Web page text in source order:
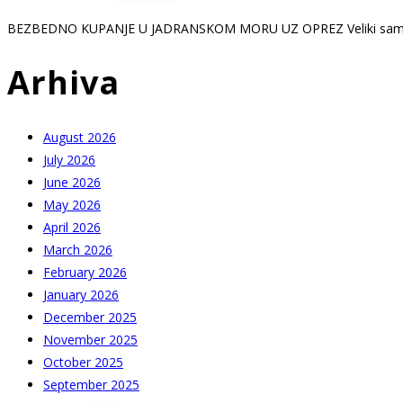
BEZBEDNO KUPANJE U JADRANSKOM MORU UZ OPREZ Veliki
Arhiva
August 2026
July 2026
June 2026
May 2026
April 2026
March 2026
February 2026
January 2026
December 2025
November 2025
October 2025
September 2025